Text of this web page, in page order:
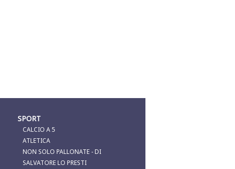
SPORT
CALCIO A 5
ATLETICA
NON SOLO PALLONATE - DI
SALVATORE LO PRESTI